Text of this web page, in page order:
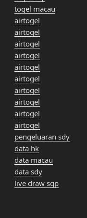
togel macau
airtogel
airtogel
airtogel
airtogel
airtogel
airtogel
airtogel
airtogel
airtogel
airtogel
pengeluaran sdy
data hk
data macau
data sdy
live draw sgp